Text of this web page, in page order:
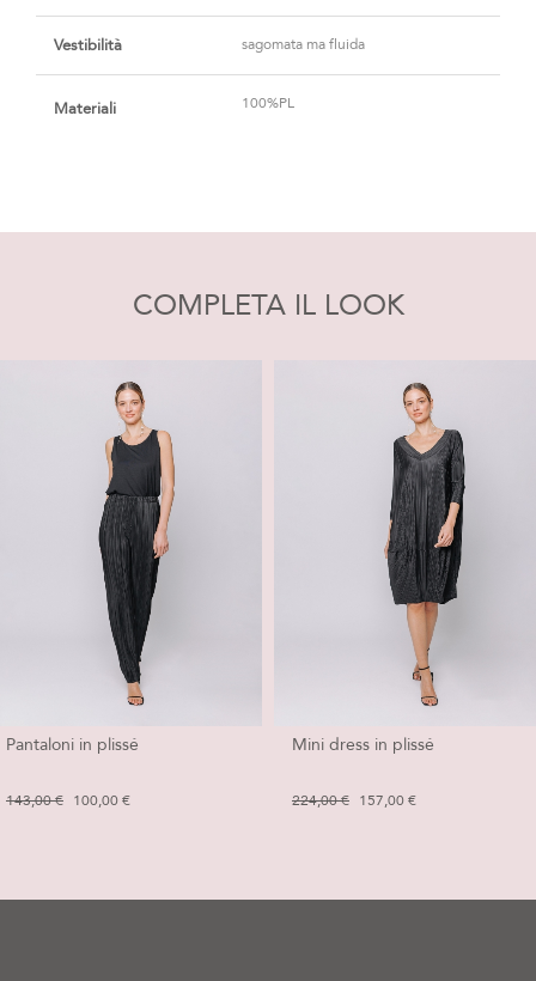
Vestibilità sagomata ma fluida
Materiali 100%PL
COMPLETA IL LOOK
Pantaloni in plissé
100,00 €
143,00 €
Mini dress in plissé
157,00 €
224,00 €